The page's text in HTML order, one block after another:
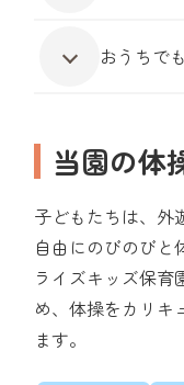
おうちで
当園の体
子どもたちは、外
自由にのびのびと
ライズキッズ保育
め、体操をカリキ
ます。